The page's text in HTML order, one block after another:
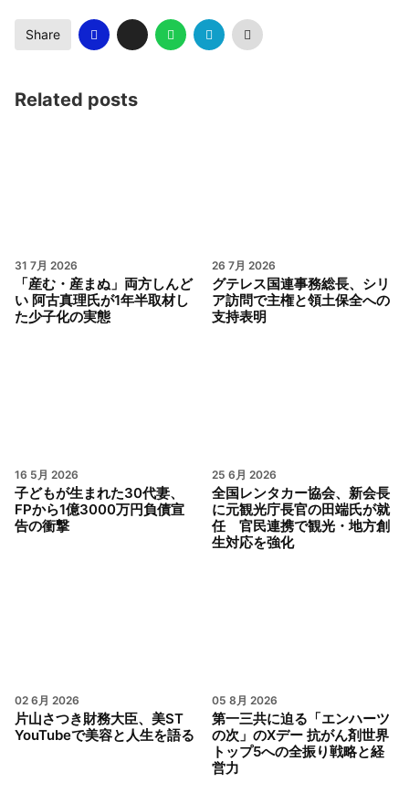
Share
Related posts
31 7月 2026
「産む・産まぬ」両方しんど
い 阿古真理氏が1年半取材し
た少子化の実態
26 7月 2026
グテレス国連事務総長、シリ
ア訪問で主権と領土保全への
支持表明
16 5月 2026
子どもが生まれた30代妻、
FPから1億3000万円負債宣
告の衝撃
25 6月 2026
全国レンタカー協会、新会長
に元観光庁長官の田端氏が就
任 官民連携で観光・地方創
生対応を強化
02 6月 2026
片山さつき財務大臣、美ST
YouTubeで美容と人生を語る
05 8月 2026
第一三共に迫る「エンハーツ
の次」のXデー 抗がん剤世界
トップ5への全振り戦略と経
営力